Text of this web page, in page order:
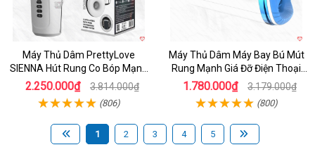
Máy Thủ Dâm PrettyLove
SIENNA Hút Rung Co Bóp Mạnh
Mẽ Nam
2.250.000₫ 3.814.000₫
(806)
Máy Thủ Dâm Máy Bay Bú Mút
Rung Mạnh Giá Đỡ Điện Thoại
Chính Hãng
1.780.000₫ 3.179.000₫
(800)
1 2 3 4 5